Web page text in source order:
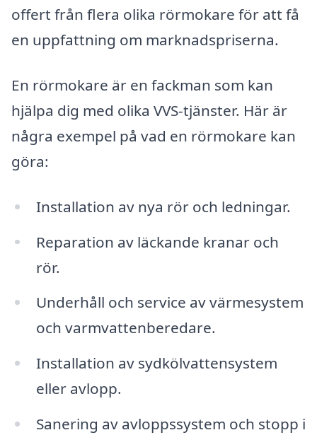
offert från flera olika rörmokare för att få
en uppfattning om marknadspriserna.
En rörmokare är en fackman som kan
hjälpa dig med olika VVS-tjänster. Här är
några exempel på vad en rörmokare kan
göra:
Installation av nya rör och ledningar.
Reparation av läckande kranar och
rör.
Underhåll och service av värmesystem
och varmvattenberedare.
Installation av sydkölvattensystem
eller avlopp.
Sanering av avloppssystem och stopp i